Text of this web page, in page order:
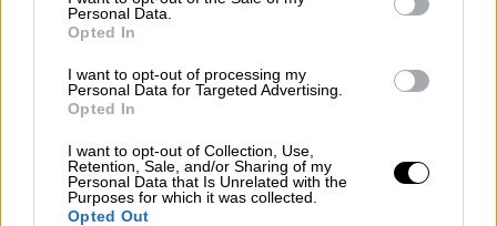
Personal Data.
Opted In
I want to opt-out of processing my
Personal Data for Targeted Advertising.
Opted In
I want to opt-out of Collection, Use,
Retention, Sale, and/or Sharing of my
Personal Data that Is Unrelated with the
Purposes for which it was collected.
Opted Out